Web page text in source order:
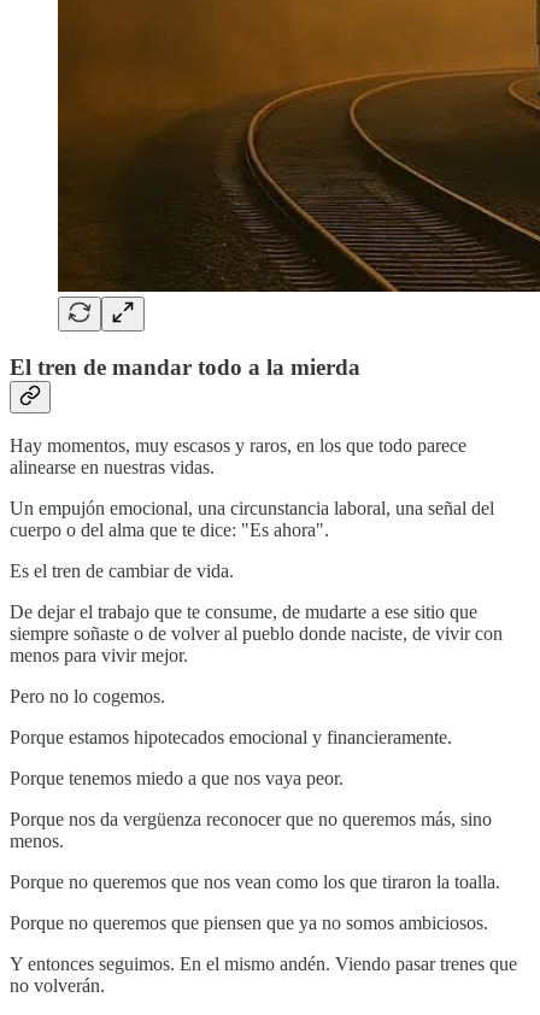
El tren de mandar todo a la mierda
Hay momentos, muy escasos y raros, en los que todo parece
alinearse en nuestras vidas.
Un empujón emocional, una circunstancia laboral, una señal del
cuerpo o del alma que te dice: "Es ahora".
Es el tren de cambiar de vida.
De dejar el trabajo que te consume, de mudarte a ese sitio que
siempre soñaste o de volver al pueblo donde naciste, de vivir con
menos para vivir mejor.
Pero no lo cogemos.
Porque estamos hipotecados emocional y financieramente.
Porque tenemos miedo a que nos vaya peor.
Porque nos da vergüenza reconocer que no queremos más, sino
menos.
Porque no queremos que nos vean como los que tiraron la toalla.
Porque no queremos que piensen que ya no somos ambiciosos.
Y entonces seguimos. En el mismo andén. Viendo pasar trenes que
no volverán.